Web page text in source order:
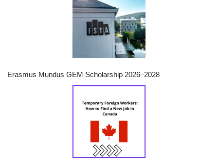
Erasmus Mundus GEM Scholarship 2026–2028